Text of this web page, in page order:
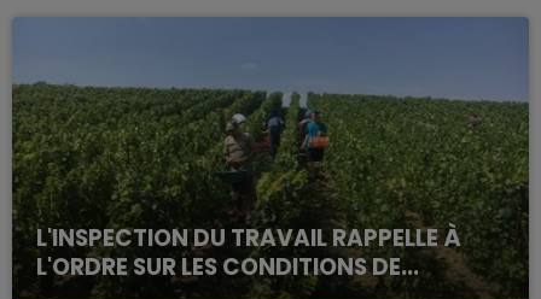
L'INSPECTION DU TRAVAIL RAPPELLE À
L'ORDRE SUR LES CONDITIONS DE...